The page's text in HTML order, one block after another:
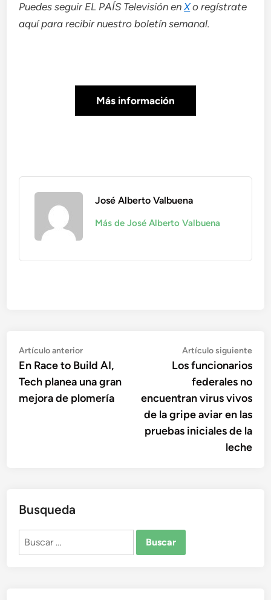
Puedes seguir EL PAÍS Televisión enXo regístrate
aquí para recibirnuestro boletín semanal.
Más información
José Alberto Valbuena
Más de José Alberto Valbuena
Navegación
de
entradas
Artículo anteriorArtículo
anterior:
En Race to Build AI,
Tech planea una gran
mejora de plomería
Artículo siguiente
Los funcionarios
federales no
encuentran virus vivos
de la gripe aviar en las
pruebas iniciales de la
leche
Busqueda
Buscar: